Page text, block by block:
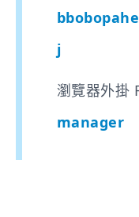
j
瀏覽器外掛
manager